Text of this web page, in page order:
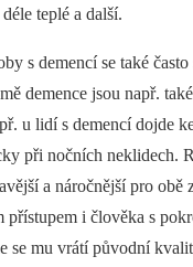
teplé a další.
s demencí se také často
demence jsou např.
u lidí s demencí dojde
při nočních neklidech.
a náročnější pro obě
přístupem i člověka s
se mu vrátí původní